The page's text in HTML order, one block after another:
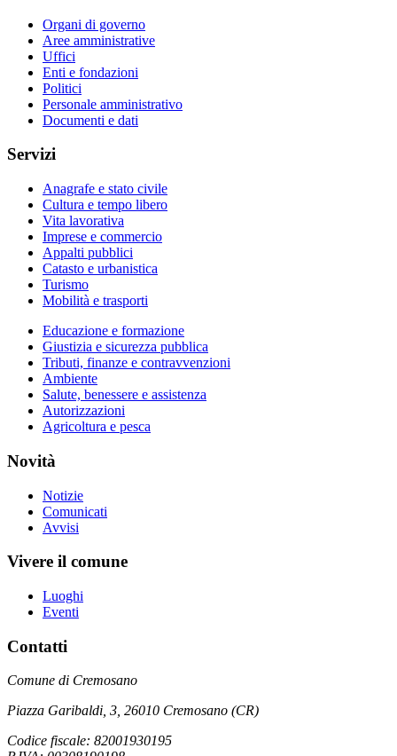
Organi di governo
Aree amministrative
Uffici
Enti e fondazioni
Politici
Personale amministrativo
Documenti e dati
Servizi
Anagrafe e stato civile
Cultura e tempo libero
Vita lavorativa
Imprese e commercio
Appalti pubblici
Catasto e urbanistica
Turismo
Mobilità e trasporti
Educazione e formazione
Giustizia e sicurezza pubblica
Tributi, finanze e contravvenzioni
Ambiente
Salute, benessere e assistenza
Autorizzazioni
Agricoltura e pesca
Novità
Notizie
Comunicati
Avvisi
Vivere il comune
Luoghi
Eventi
Contatti
Comune di Cremosano
Piazza Garibaldi, 3, 26010 Cremosano (CR)
Codice fiscale: 82001930195